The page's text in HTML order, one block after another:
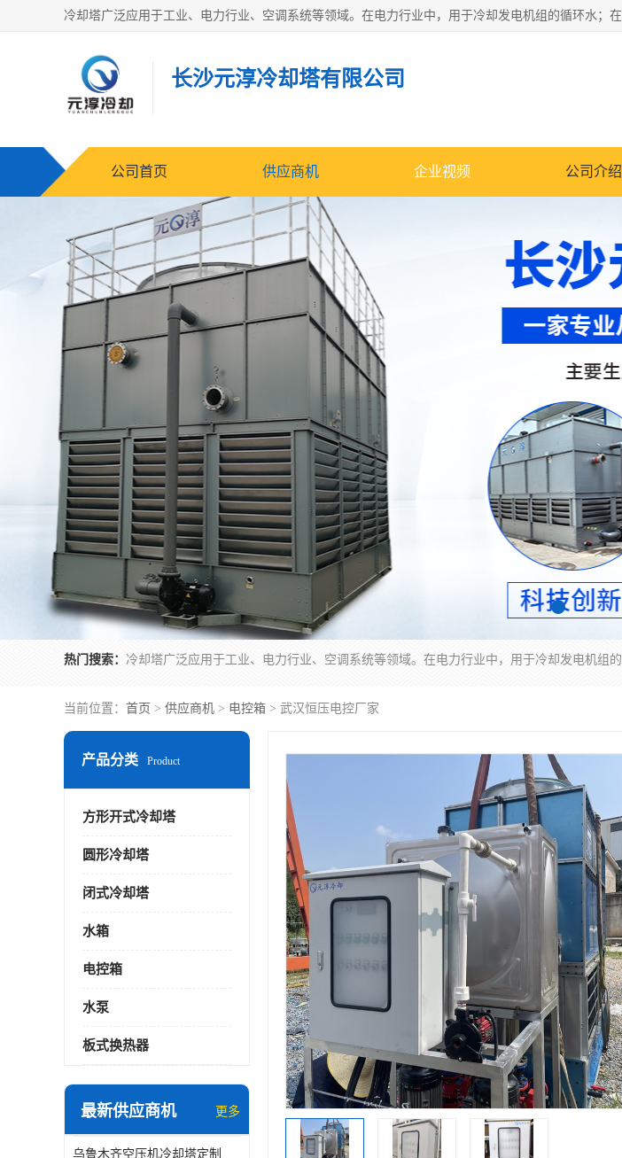
长沙元淳冷却塔有限公司
公司首页 供应商机 企业视频 公司介绍
热门搜索：
当前位置： 首页 > 供应商机 > 电控箱 > 武汉恒压电控厂家
产品分类 Product
方形开式冷却塔
圆形冷却塔
闭式冷却塔
水箱
电控箱
水泵
板式换热器
最新供应商机 更多
乌鲁木齐空压机冷却塔定制